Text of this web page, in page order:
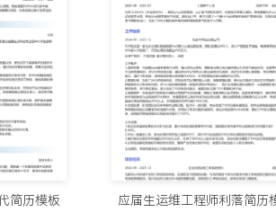
动技术债务的识别、度量与偿还机制，通过专
；建立成本可视化与优化闭环，通过资源调
业务量年复合增长XXX%的情况下，IT基础设施
体系、SRE团队及基础平台部共计约XXX人的
双通道发展路径，建立以胜任力模型为基础的
导师制与组织技术闭门会，打造学习型组织氛
提升至前X名，关键人才保留率达XXX%。
负责技术体系年度预算（超XXX万元）的编制、
服务商选型与合同谈判，通过引入竞争与长期
简历模板 应届生运维工程师利落简历